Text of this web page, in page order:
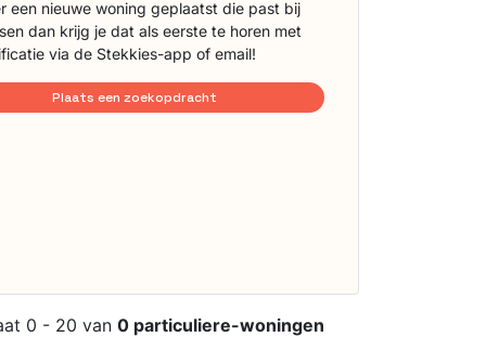
een nieuwe woning geplaatst die past bij
dan krijg je dat als eerste te horen met
via de Stekkies-app of email!
Plaats een zoekopdracht
0 - 20 van 0 particuliere-woningen